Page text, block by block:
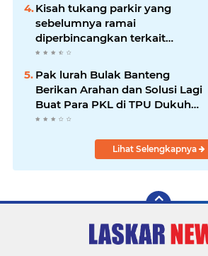
Kisah tukang parkir yang
sebelumnya ramai
diperbincangkan terkait
persoalan parkir gratis di
sebuah minimarket di Bekasi
kini memasuki babak baru.
Pak lurah Bulak Banteng
Berikan Arahan dan Solusi Lagi
Buat Para PKL di TPU Dukuh
Bulak Banteng Surabaya
Lihat Selengkapnya